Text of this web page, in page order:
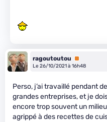
ragoutoutou
Premium
Le 26/10/2021 à 16h48
Perso, j’ai travaillé pendant
grandes entreprises, et je
encore trop souvent un
agrippé à des recettes de